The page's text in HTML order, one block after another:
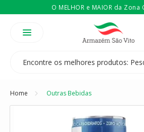
O MELHOR e MAIOR da Zona
Temos 3 lojas físicas na Zona
É revendedor? EntãoCompre
Home Outras Bebidas